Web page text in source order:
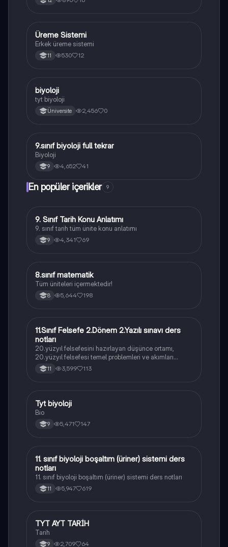
Biyoloji
Üreme Sistemi
Erkek üreme sistemi
11 530 12
BBiyoloji
biyoloji
tyt biyoloji
Üniversite 2,456 0
Biyoloji
9.sınıf biyoloji full tekrar
Biyoloji
9 4,652 41
En popüler içerikler 9
Tarih
9. Sınıf Tarih Konu Anlatımı
9. sınıf tarih tüm ünite konu anlatımı
9 4,341 69
Matematik
8.sınıf matematik
Tüm üniteleri içermektedir!
8 5,644 198
Felsefe
11.Sınıf Felsefe 2.Dönem 2.Yazılı sınavı ders
notları
20.yüzyıl felsefesini hazırlayan düşünce ortamı,
20.yüzyıl felsefesi temel problemleri ve akımları
konularını içermektedir
11 3,599 113
Biyoloji
Tyt biyoloji
Bio
9 5,471 147
Biyoloji
11. sınıf biyoloji boşaltım (üriner) sistemi ders
notları
11. sınıf biyoloji boşaltım (üriner) sistemi ders notları
11 5,947 619
Tarih
TYT AYT TARİH
Tarih
9 2,709 64